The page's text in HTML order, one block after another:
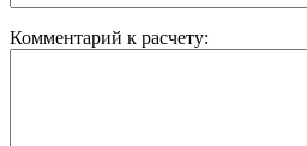
Комментарий к расчету: